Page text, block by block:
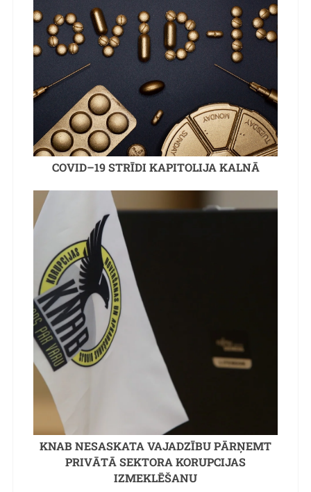
COVID–19 STRĪDI KAPITOLIJA KALNĀ
KNAB NESASKATA VAJADZĪBU PĀRŅEMT
PRIVĀTĀ SEKTORA KORUPCIJAS
IZMEKLĒŠANU